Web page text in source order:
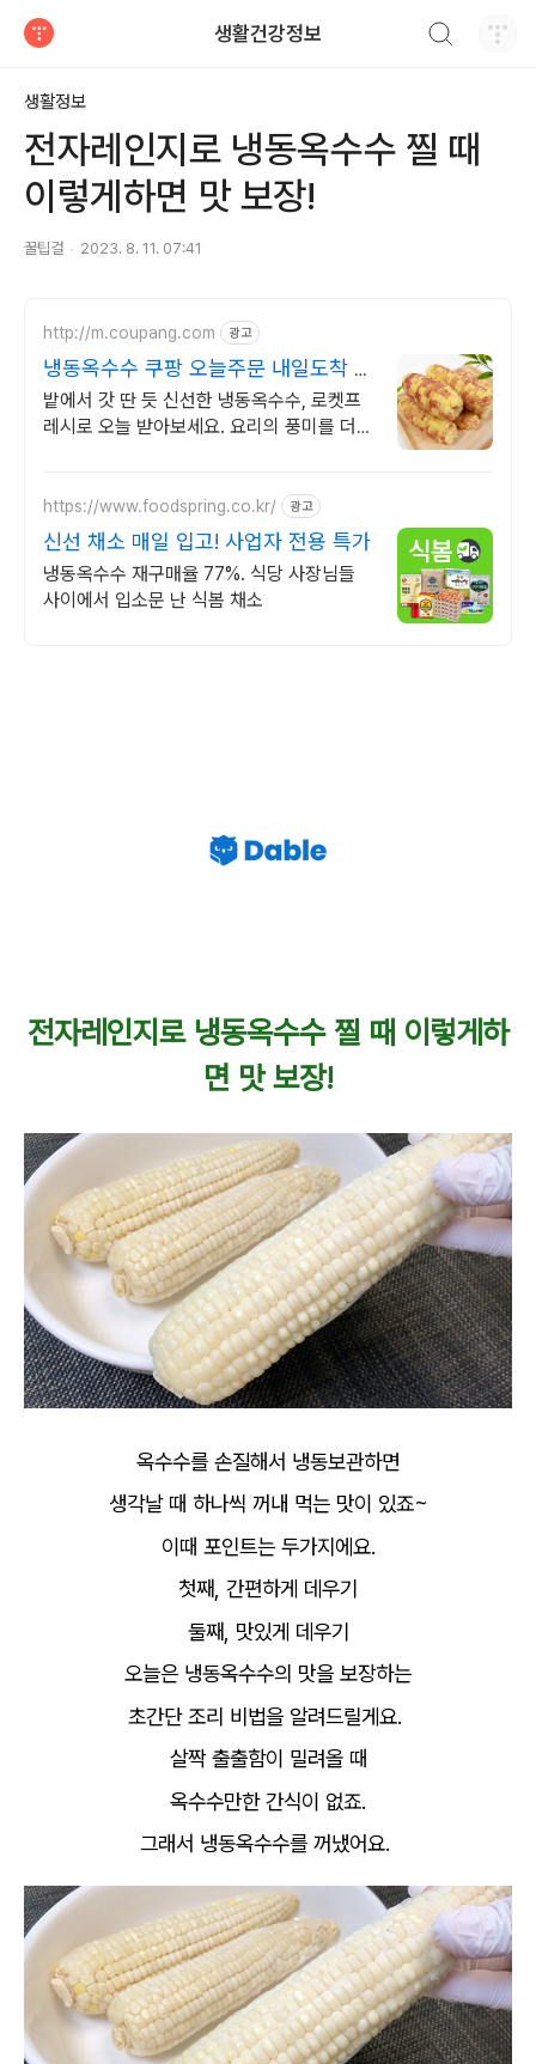
생활건강정보
생활정보
전자레인지로 냉동옥수수 찔 때
이렇게하면 맛 보장!
꿀팁걸 2023. 8. 11. 07:41
http://m.coupang.com 광고
냉동옥수수 쿠팡 오늘주문 내일도착 로
켓
밭에서 갓 딴 듯 신선한 냉동옥수수, 로켓프
레시로 오늘 받아보세요. 요리의 풍미를 더하
https://www.foodspring.co.kr/ 광고
신선 채소 매일 입고! 사업자 전용 특가
냉동옥수수 재구매율 77%. 식당 사장님들
사이에서 입소문 난 식봄 채소
전자레인지로 냉동옥수수 찔 때 이렇게하
면 맛 보장!
옥수수를 손질해서 냉동보관하면
생각날 때 하나씩 꺼내 먹는 맛이 있죠~
이때 포인트는 두가지에요.
첫째, 간편하게 데우기
둘째, 맛있게 데우기
오늘은 냉동옥수수의 맛을 보장하는
초간단 조리 비법을 알려드릴게요.
살짝 출출함이 밀려올 때
옥수수만한 간식이 없죠.
그래서 냉동옥수수를 꺼냈어요.